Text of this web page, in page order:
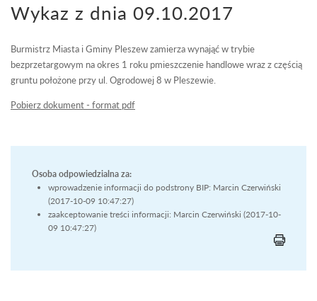
Wykaz z dnia 09.10.2017
Burmistrz Miasta i Gminy Pleszew zamierza wynająć w trybie
bezprzetargowym na okres 1 roku pmieszczenie handlowe wraz z częścią
gruntu położone przy ul. Ogrodowej 8 w Pleszewie.
Pobierz dokument - format pdf
Osoba odpowiedzialna za:
wprowadzenie informacji do podstrony BIP: Marcin Czerwiński
(2017-10-09 10:47:27)
zaakceptowanie treści informacji: Marcin Czerwiński (2017-10-
09 10:47:27)